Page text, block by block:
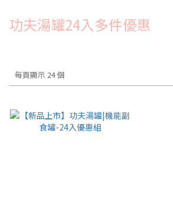
功夫湯罐24入多件優惠
每頁顯示 24 個